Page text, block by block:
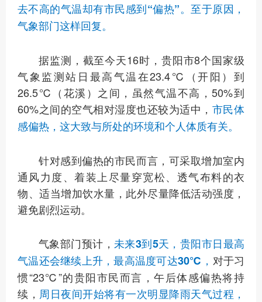
去不高的气温却有市民感到“偏热”。至于原因，
气象部门这样回复。
据监测，截至今天16时，贵阳市8个国家级
气象监测站日最高气温在23.4℃（开阳）到
26.5℃（花溪）之间，虽然气温不高，50%到
60%之间的空气相对湿度也还较为适中， 市民体
感偏热，这大致与所处的环境和个人体质有关。
针对感到偏热的市民而言，可采取增加室内
通风力度、着装上尽量穿宽松、透气布料的衣
物、适当增加饮水量，此外尽量降低活动强度，
避免剧烈运动。
气象部门预计， 未来3到5天，贵阳市日最高
气温还会继续上升，最高温度可达30℃， 对于习
惯“23℃”的贵阳市民而言，午后体感偏热将持
续， 周日夜间开始将有一次明显降雨天气过程，